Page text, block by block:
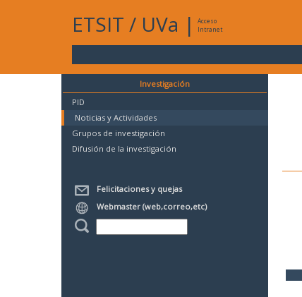
ETSIT / UVa |
Acceso
Intranet
Investigación
PID
Noticias y Actividades
Grupos de investigación
Difusión de la investigación
Felicitaciones y quejas
Webmaster (web,correo,etc)